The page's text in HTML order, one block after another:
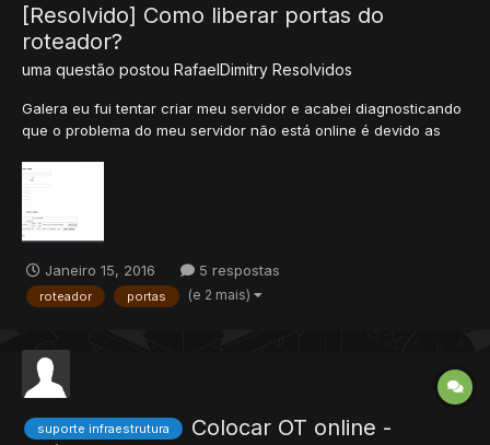
[Resolvido] Como liberar portas do
roteador?
uma questão postou RafaelDimitry Resolvidos
Galera eu fui tentar criar meu servidor e acabei diagnosticando
que o problema do meu servidor não está online é devido as
realmente as portas 7171 e 7172 estão fechadas. Porém eu
Janeiro 15, 2016 5 respostas
roteador portas (e 2 mais)
suporte infraestrutura
Colocar OT online -